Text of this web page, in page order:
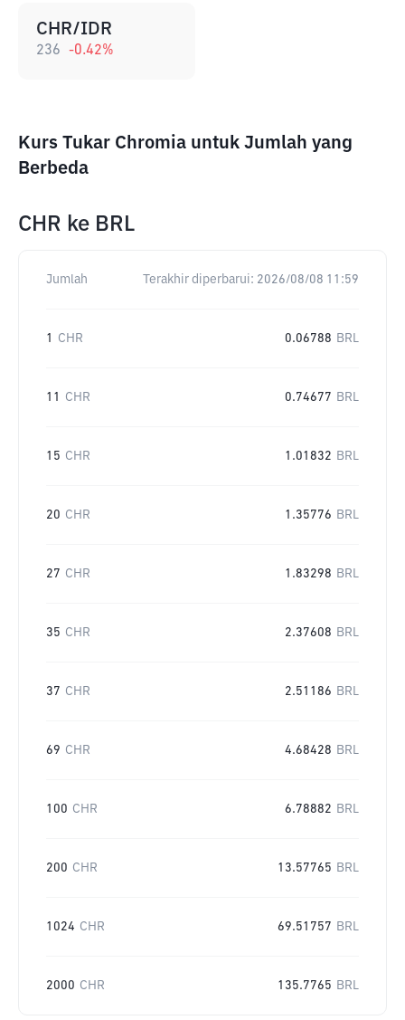
CHR/IDR
236 -0.42%
Kurs Tukar Chromia untuk Jumlah yang
Berbeda
CHR ke BRL
Jumlah Terakhir diperbarui: 2026/08/08 11:59
1 CHR 0.06788 BRL
11 CHR 0.74677 BRL
15 CHR 1.01832 BRL
20 CHR 1.35776 BRL
27 CHR 1.83298 BRL
35 CHR 2.37608 BRL
37 CHR 2.51186 BRL
69 CHR 4.68428 BRL
100 CHR 6.78882 BRL
200 CHR 13.57765 BRL
1024 CHR 69.51757 BRL
2000 CHR 135.7765 BRL